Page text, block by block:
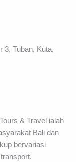
3, Tuban, Kuta,
& Travel ialah
Bali dan
bervariasi